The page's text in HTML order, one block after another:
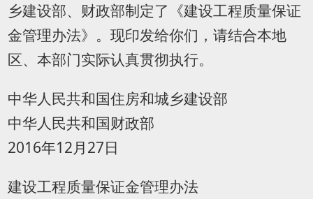
乡建设部、财政部制定了《建设工程质量保证
金管理办法》。现印发给你们，请结合本地
区、本部门实际认真贯彻执行。
中华人民共和国住房和城乡建设部
中华人民共和国财政部
2016年12月27日
建设工程质量保证金管理办法